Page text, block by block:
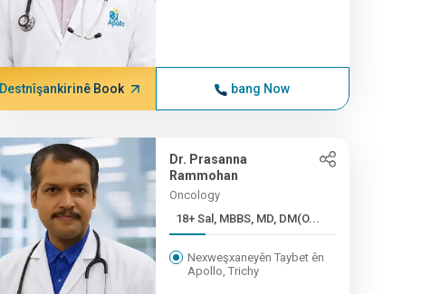
Destnîşankirinê Book bang Now
Dr. Prasanna
Rammohan
Oncology
18+ Sal, MBBS, MD, DM(O...
Nexweşxaneyên Taybet ên
Apollo, Trichy